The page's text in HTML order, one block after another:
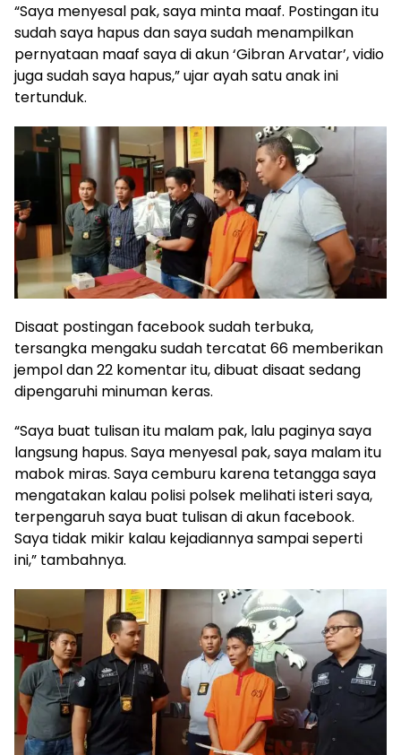
“Saya menyesal pak, saya minta maaf. Postingan itu
sudah saya hapus dan saya sudah menampilkan
pernyataan maaf saya di akun ‘Gibran Arvatar’, vidio
juga sudah saya hapus,” ujar ayah satu anak ini
tertunduk.
Disaat postingan facebook sudah terbuka,
tersangka mengaku sudah tercatat 66 memberikan
jempol dan 22 komentar itu, dibuat disaat sedang
dipengaruhi minuman keras.
“Saya buat tulisan itu malam pak, lalu paginya saya
langsung hapus. Saya menyesal pak, saya malam itu
mabok miras. Saya cemburu karena tetangga saya
mengatakan kalau polisi polsek melihati isteri saya,
terpengaruh saya buat tulisan di akun facebook.
Saya tidak mikir kalau kejadiannya sampai seperti
ini,” tambahnya.